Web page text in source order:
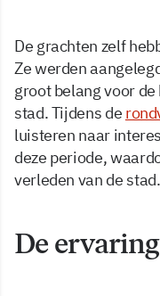
De grachten zelf
Ze werden
groot belang voor
stad. Tijdens de
luisteren naar
deze periode,
verleden van de stad.
De